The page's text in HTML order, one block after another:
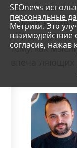
увеличивать
нельзя
«Продавая
тому, как
SEOnews
персональные
Метрики. Это
взаимодействие
согласие, нажав